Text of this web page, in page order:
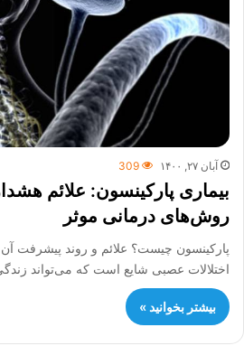
آبان ۲۷, ۱۴۰۰ 309
بیماری پارکینسون: علائم
روش‌های درمانی موثر
پارکینسون چیست؟ علائم و روند پیشرفت آن
اختلالات عصبی شایع است که می‌تواند
بیشتر بخوانید »